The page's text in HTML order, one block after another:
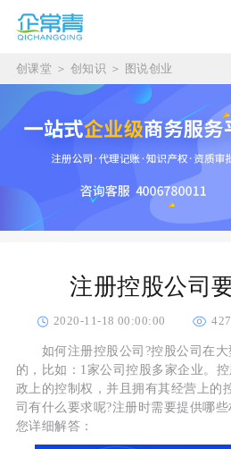
创课堂 ＞ 创知识 ＞ 图说创业
注册控股公司
2020-11-18 00:00:00
如何注册控股公司?控股公司在大
的，比如：1家公司控股多家企业。
政上的控制权，并且拥有其经营上的
司有什么要求呢?注册时需要提供哪
您详细解答：